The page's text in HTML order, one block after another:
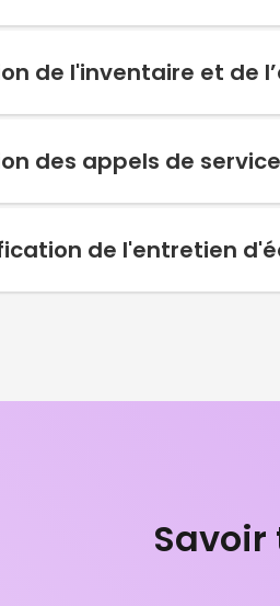
de l'inventaire et de
des appels de
de l'entretien